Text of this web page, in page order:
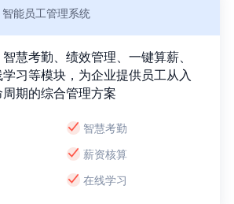
智能员工管理系统
慧考勤、绩效管理、一键算薪、
习等模块，为企业提供员工从入
期的综合管理方案
智慧考勤
薪资核算
在线学习